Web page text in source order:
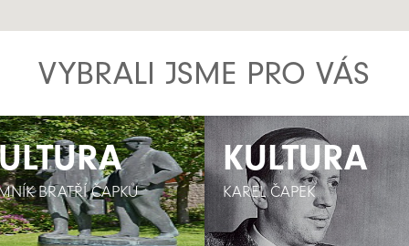
VYBRALI JSME PRO VÁS
BRATŘÍ ČAPKŮ
BRATŘÍ ČAPKŮ
KULTURA
KAREL ČAPEK
KULTURA
KAREL ČAPEK